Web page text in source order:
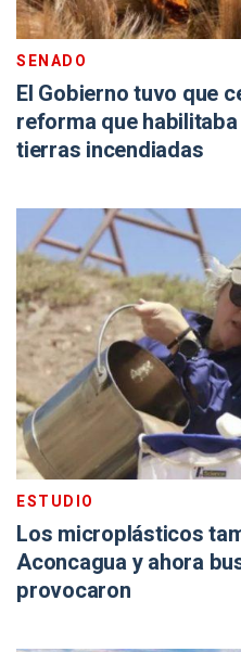
SENADO
El Gobierno tuvo que
reforma que
tierras incendiadas
ESTUDIO
Los microplásticos
Aconcagua y ahora
provocaron